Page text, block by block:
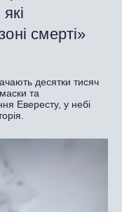
смерті»
десятки тисяч
та
Евересту, у небі